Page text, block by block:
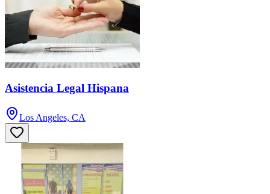
Asistencia Legal Hispana
Los Angeles, CA